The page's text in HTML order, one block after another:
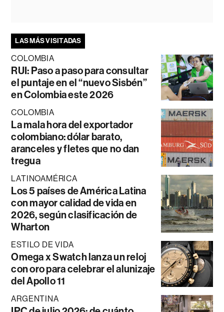
LAS MÁS VISITADAS
COLOMBIA
RUI: Paso a paso para consultar
el puntaje en el “nuevo Sisbén”
en Colombia este 2026
COLOMBIA
La mala hora del exportador
colombiano: dólar barato,
aranceles y fletes que no dan
tregua
LATINOAMÉRICA
Los 5 países de América Latina
con mayor calidad de vida en
2026, según clasificación de
Wharton
ESTILO DE VIDA
Omega x Swatch lanza un reloj
con oro para celebrar el alunizaje
del Apollo 11
ARGENTINA